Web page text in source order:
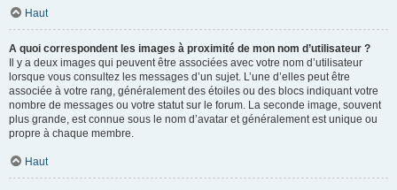
Haut
A quoi correspondent les images à proximité de mon nom d’utilisateur ?
Il y a deux images qui peuvent être associées avec votre nom d’utilisateur
lorsque vous consultez les messages d’un sujet. L’une d’elles peut être
associée à votre rang, généralement des étoiles ou des blocs indiquant votre
nombre de messages ou votre statut sur le forum. La seconde image, souvent
plus grande, est connue sous le nom d’avatar et généralement est unique ou
propre à chaque membre.
Haut